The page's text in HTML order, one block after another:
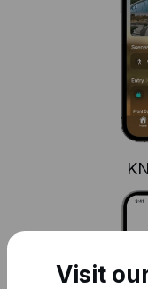
Visit